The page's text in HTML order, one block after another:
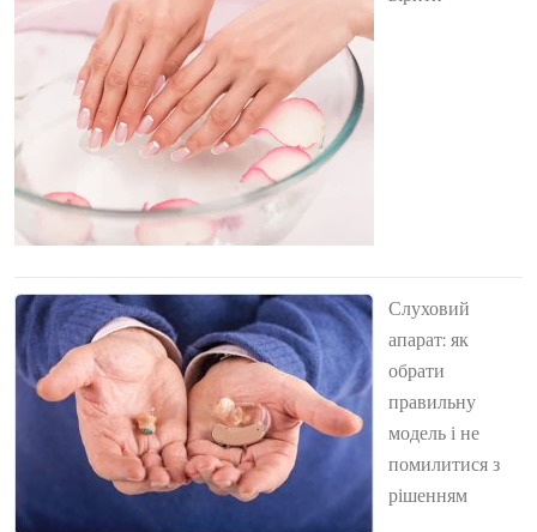
Слуховий
апарат: як
обрати
правильну
модель і не
помилитися з
рішенням